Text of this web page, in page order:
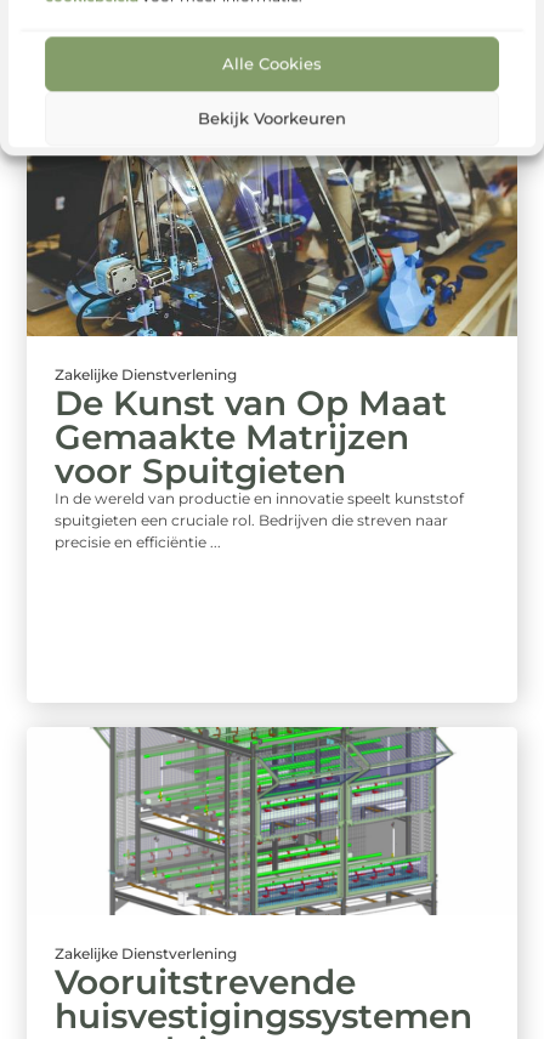
Alle Cookies
Bekijk Voorkeuren
Zakelijke Dienstverlening
De Kunst van Op Maat
Gemaakte Matrijzen
voor Spuitgieten
In de wereld van productie en innovatie speelt kunststof
spuitgieten een cruciale rol. Bedrijven die streven naar
precisie en efficiëntie ...
Zakelijke Dienstverlening
Vooruitstrevende
huisvestigingssystemen